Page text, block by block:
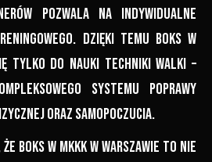
pozwala na indywidualne
Dzięki temu boks w
tylko do nauki techniki walki –
systemu poprawy
oraz samopoczucia.
boks w MKKK w Warszawie to nie